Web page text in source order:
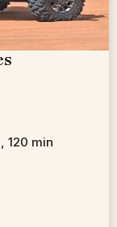
120 min